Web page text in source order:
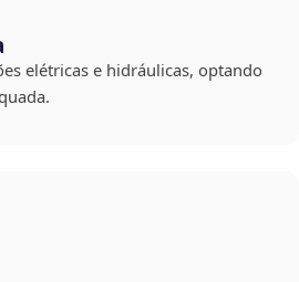
elétricas e hidráulicas, optando